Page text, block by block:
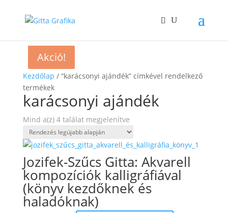
Kezdőlap / “karácsonyi ajándék” címkével rendelkező
termékek
karácsonyi ajándék
Mind a(z) 4 találat megjelenítveSorted
by
latest
Akció!
Jozifek-Szűcs Gitta: Akvarell
kompozíciók kalligráfiával
(könyv kezdőknek és
haladóknak)
Akció!